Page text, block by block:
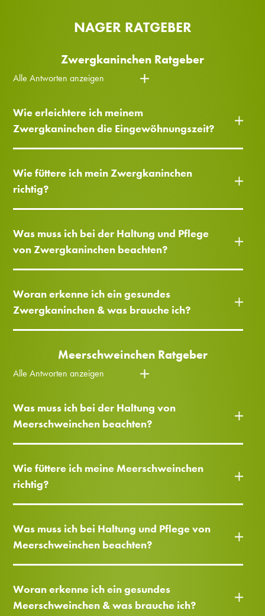
NAGER RATGEBER
Zwergkaninchen Ratgeber
Alle Antworten anzeigen
Wie erleichtere ich meinem
Zwergkaninchen die Eingewöhnungszeit?
Wie füttere ich mein Zwergkaninchen
richtig?
Was muss ich bei der Haltung und Pflege
von Zwergkaninchen beachten?
Woran erkenne ich ein gesundes
Zwergkaninchen & was brauche ich?
Meerschweinchen Ratgeber
Alle Antworten anzeigen
Was muss ich bei der Haltung von
Meerschweinchen beachten?
Wie füttere ich meine Meerschweinchen
richtig?
Was muss ich bei Haltung und Pflege von
Meerschweinchen beachten?
Woran erkenne ich ein gesundes
Meerschweinchen & was brauche ich?